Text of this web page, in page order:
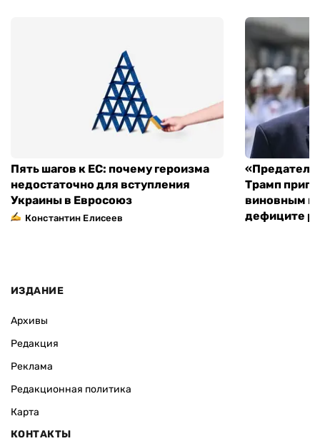
Пять шагов к ЕС: почему героизма
недостаточно для вступления
Украины в Евросоюз
Константин Елисеев
Трамп
виновным в
дефиците
ИЗДАНИЕ
Архивы
Редакция
Реклама
Редакционная политика
Карта
КОНТАКТЫ